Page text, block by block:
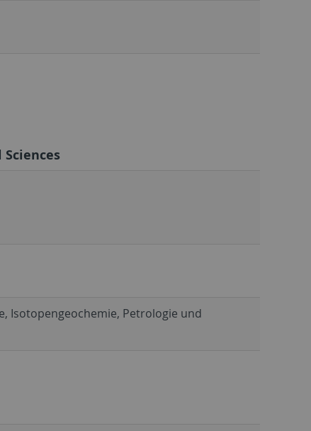
Isotopengeochemie, Petrologie und